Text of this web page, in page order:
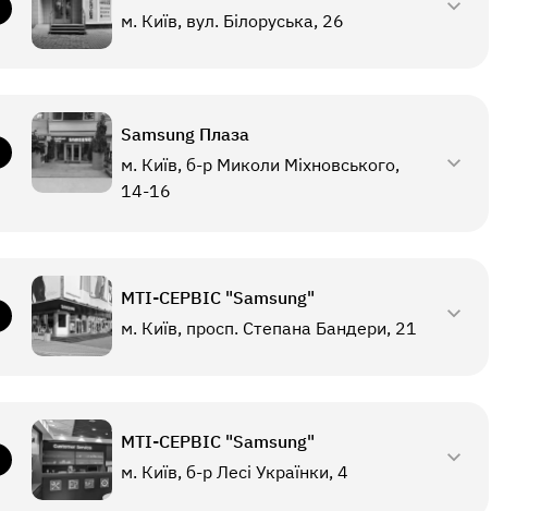
м. Київ, вул. Білоруська, 26
Samsung Плаза
м. Київ, б-р Миколи Міхновського,
14-16
МТI-СЕРВІС "Samsung"
м. Київ, просп. Степана Бандери, 21
МТI-СЕРВІС "Samsung"
м. Київ, б-р Лесі Українки, 4